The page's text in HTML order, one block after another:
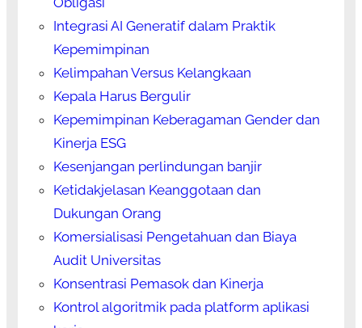
Integrasi AI Generatif dalam Praktik
Kepemimpinan
Kelimpahan Versus Kelangkaan
Kepala Harus Bergulir
Kepemimpinan Keberagaman Gender dan
Kinerja ESG
Kesenjangan perlindungan banjir
Ketidakjelasan Keanggotaan dan
Dukungan Orang
Komersialisasi Pengetahuan dan Biaya
Audit Universitas
Konsentrasi Pemasok dan Kinerja
Kontrol algoritmik pada platform aplikasi